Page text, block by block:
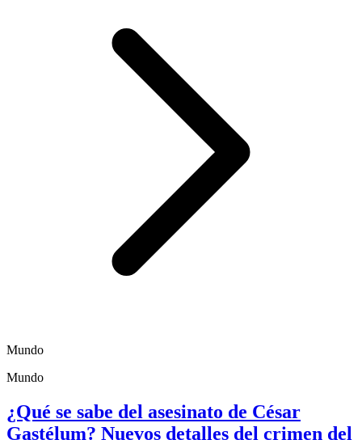
Mundo
Mundo
¿Qué se sabe del asesinato de César
Gastélum? Nuevos detalles del crimen del